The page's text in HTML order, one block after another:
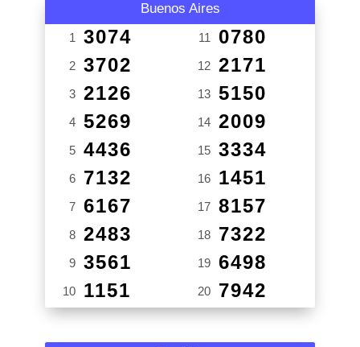
Buenos Aires
1 3074
2 3702
3 2126
4 5269
5 4436
6 7132
7 6167
8 2483
9 3561
10 1151
11 0780
12 2171
13 5150
14 2009
15 3334
16 1451
17 8157
18 7322
19 6498
20 7942